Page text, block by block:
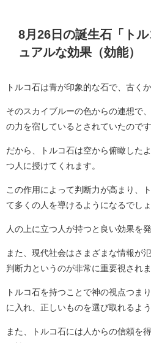
8月26日の誕生石「ト
ュアルな効果（効能）
トルコ石は青が印象的な石で、古く
そのスカイブルーの色からの連想で
の力を宿しているとされていたのです
だから、トルコ石は空から俯瞰した
つ人に授けてくれます。
この作用によって判断力が高まり、
て多くの人を導けるようになるでしょ
人の上に立つ人が持つと良い効果を
また、現代社会はさまざまな情報が
判断力というのが非常に重要視されま
トルコ石を持つことで神の視点つま
に入れ、正しいものを選び取れるよ
また、トルコ石には人からの信頼を